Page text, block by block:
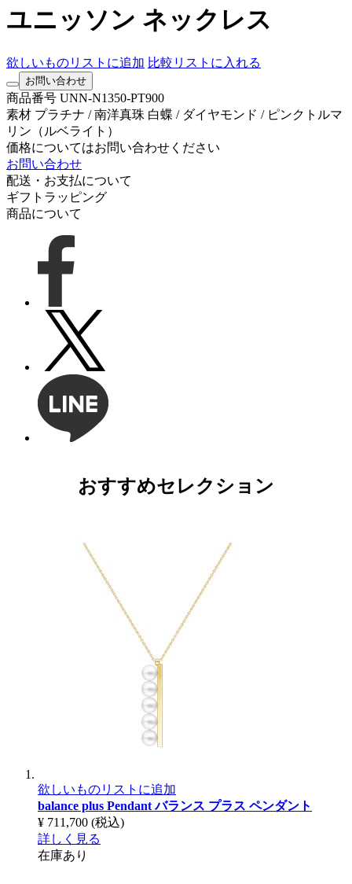
ユニッソン ネックレス
欲しいものリストに追加 比較リストに入れる
お問い合わせ
商品番号 UNN-N1350-PT900
素材 プラチナ / 南洋真珠 白蝶 / ダイヤモンド / ピンクトルマ
リン（ルベライト）
価格についてはお問い合わせください
お問い合わせ
配送・お支払について
ギフトラッピング
商品について
おすすめセレクション
欲しいものリストに追加
balance plus Pendantバランス プラス ペンダント
¥ 711,700 (税込)
詳しく見る
在庫あり